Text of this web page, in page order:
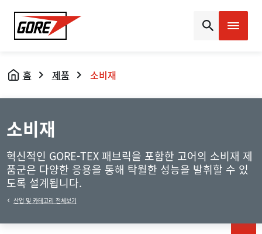
Gore
홈 제품 소비재
소비재
혁신적인 GORE-TEX 패브릭을 포함한 고어의 소비재 제
품군은 다양한 응용을 통해 탁월한 성능을 발휘할 수 있
도록 설계됩니다.
산업 및 카테고리 전체보기